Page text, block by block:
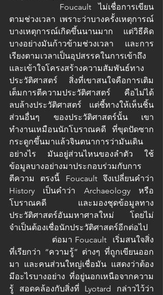
ตามช่วงเวลา เพราะว่าบางครั้งเหตุการณ์
บางเหตุการณ์เกิดขึ้นนานมาก แต่วิธีคิด
บางอย่างมันก้าวข้ามช่วงเวลา และการ
เรียงตามเวลาเป็นอุปสรรคในการเข้าถึง
และเข้าใจโครงสร้างความสัมพันธ์ทาง
ประวัติศาสตร์ สิ่งที่เขาสนใจคือการเติม
เต็มการตีความประวัติศาสตร์ คือไม่ได้
ลบล้างประวัติศาสตร์ แต่ชี้ทางให้เห็นชิ้น
ส่วนอื่นๆ ของประวัติศาสตร์นั้น เขา
ทำงานเหมือนนักโบราณคดี ที่ขุดปัดซาก
กระดูกขึ้นมาแล้วจินตนาการว่ามันเดิน
อย่างไร มันอยู่ส่วนไหนของลำตัว ใช้
ข้อมูลบางอย่างมาประกอบร่วมกับการ
ตีความ ตรงนี้ Foucault จึงเปลี่ยนคำว่า
History เป็นคำว่า Archaeology หรือ
โบราณคดี และมองชุดข้อมูลทาง
ประวัติศาสตร์อันมหาศาลใหม่ โดยไม่
จำเป็นต้องเชื่อนักประวัติศาสตร์อีกต่อไป
ที่เรียกว่า “ความรู้” ต่างๆ ที่ถูกเขียนออก
มา และคนส่วนใหญ่เชื่อมัน แสดงว่าต้อง
มีอะไรบางอย่าง ที่อยู่นอกเหนือจากความ
รู้ สอดคล้องกับสิ่งที่ Lyotard กล่าวไว้ว่า